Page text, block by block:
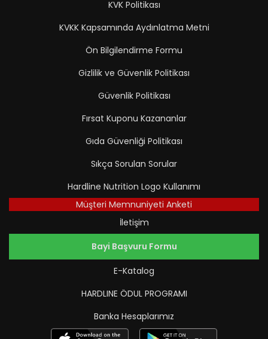
KVK Politikası
KVKK Kapsamında Aydınlatma Metni
Ön Bilgilendirme Formu
Gizlilik ve Güvenlik Politikası
Güvenlik Politikası
Fırsat Kuponu Kazananlar
Gıda Güvenliği Politikası
Sıkça Sorulan Sorular
Hardline Nutrition Logo Kullanımı
Müşteri Memnuniyeti Anketi
İletişim
Bayi Başvuru Formu
E-Katalog
HARDLINE ÖDUL PROGRAMI
Banka Hesaplarımız